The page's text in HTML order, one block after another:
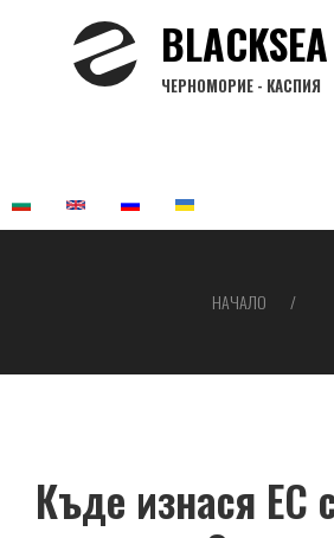
ЧЕРНОМОРИЕ - КАСПИЯ
НАЧАЛО
Къде изнася ЕС